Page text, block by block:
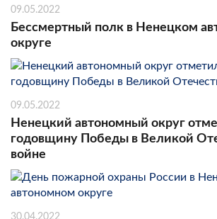
09.05.2022
Бессмертный полк в Ненецком
округе
09.05.2022
Ненецкий автономный округ
годовщину Победы в Великой
войне
30.04.2022